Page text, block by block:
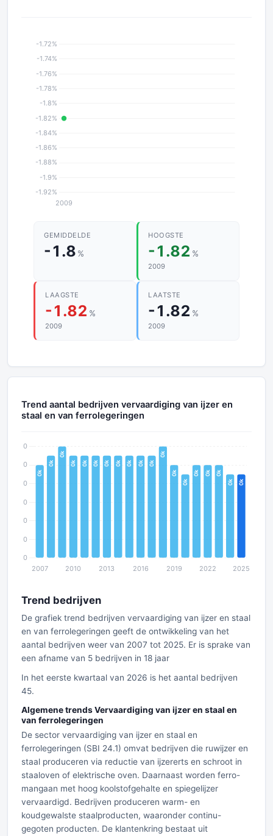
GEMIDDELDE
-1.8 %
HOOGSTE
-1.82 %
2009
LAAGSTE
-1.82 %
2009
LAATSTE
-1.82 %
2009
Trend aantal bedrijven vervaardiging van ijzer en
staal en van ferrolegeringen
Trend bedrijven
De grafiek trend bedrijven vervaardiging van ijzer en staal
en van ferrolegeringen geeft de ontwikkeling van het
aantal bedrijven weer van 2007 tot 2025. Er is sprake van
een afname van 5 bedrijven in 18 jaar
In het eerste kwartaal van 2026 is het aantal bedrijven
45.
Algemene trends Vervaardiging van ijzer en staal en
van ferrolegeringen
De sector vervaardiging van ijzer en staal en
ferrolegeringen (SBI 24.1) omvat bedrijven die ruwijzer en
staal produceren via reductie van ijzererts en schroot in
staaloven of elektrische oven. Daarnaast worden ferro-
mangaan met hoog koolstofgehalte en spiegelijzer
vervaardigd. Bedrijven produceren warm- en
koudgewalste staalproducten, waaronder continu-
gegoten producten. De klantenkring bestaat uit